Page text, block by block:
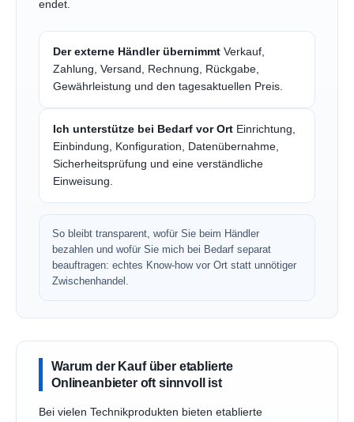
endet.
Der externe Händler übernimmt Verkauf,
Zahlung, Versand, Rechnung, Rückgabe,
Gewährleistung und den tagesaktuellen Preis.
Ich unterstütze bei Bedarf vor Ort Einrichtung,
Einbindung, Konfiguration, Datenübernahme,
Sicherheitsprüfung und eine verständliche
Einweisung.
So bleibt transparent, wofür Sie beim Händler
bezahlen und wofür Sie mich bei Bedarf separat
beauftragen: echtes Know-how vor Ort statt unnötiger
Zwischenhandel.
Warum der Kauf über etablierte
Onlineanbieter oft sinnvoll ist
Bei vielen Technikprodukten bieten etablierte